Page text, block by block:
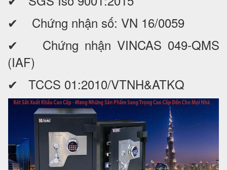
✔ Chứng nhận số: VN 16/0059
✔ Chứng nhận VINCAS 049-QMS
(IAF)
✔ TCCS 01:2010/VTNH&ATKQ